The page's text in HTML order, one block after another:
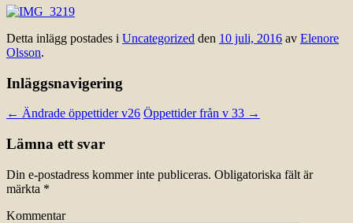
Detta inlägg postades i Uncategorized den 10 juli, 2016 av Elenore
Olsson.
Inläggsnavigering
← Ändrade öppettider v26 Öppettider från v 33 →
Lämna ett svar
Din e-postadress kommer inte publiceras. Obligatoriska fält är
märkta *
Kommentar